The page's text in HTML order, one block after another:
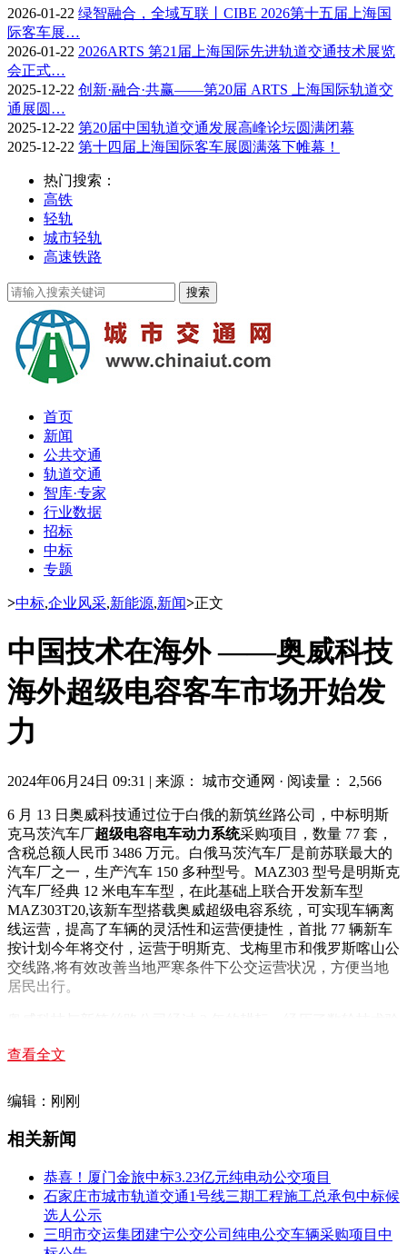
2026-01-22 绿智融合，全域互联丨CIBE 2026第十五届上海国
际客车展…
2026-01-22 2026ARTS 第21届上海国际先进轨道交通技术展览
会正式…
2025-12-22 创新·融合·共赢——第20届 ARTS 上海国际轨道交
通展圆…
2025-12-22 第20届中国轨道交通发展高峰论坛圆满闭幕
2025-12-22 第十四届上海国际客车展圆满落下帷幕！
热门搜索：
高铁
轻轨
城市轻轨
高速铁路
首页
新闻
公共交通
轨道交通
智库·专家
行业数据
招标
中标
专题
>中标,企业风采,新能源,新闻>正文
中国技术在海外 ——奥威科技
海外超级电容客车市场开始发
力
2024年06月24日 09:31 | 来源： 城市交通网 · 阅读量： 2,566
6 月 13 日奥威科技通过位于白俄的新筑丝路公司，中标明斯
克马茨汽车厂超级电容电车动力系统采购项目，数量 77 套，
含税总额人民币 3486 万元。白俄马茨汽车厂是前苏联最大的
汽车厂之一，生产汽车 150 多种型号。MAZ303 型号是明斯克
汽车厂经典 12 米电车车型，在此基础上联合开发新车型
MAZ303T20,该新车型搭载奥威超级电容系统，可实现车辆离
线运营，提高了车辆的灵活性和运营便捷性，首批 77 辆新车
按计划今年将交付，运营于明斯克、戈梅里市和俄罗斯喀山公
交线路,将有效改善当地严寒条件下公交运营状况，方便当地
居民出行。
超级电容客车 12 米、18 米共 50 辆，约 3800 万订单在走合规
在谈判中。海外超级电容客车市场开始发力，为奥威发展创造
查看全文
编辑：刚刚
相关新闻
恭喜！厦门金旅中标3.23亿元纯电动公交项目
石家庄市城市轨道交通1号线三期工程施工总承包中标候
选人公示
三明市交运集团建宁公交公司纯电公交车辆采购项目中